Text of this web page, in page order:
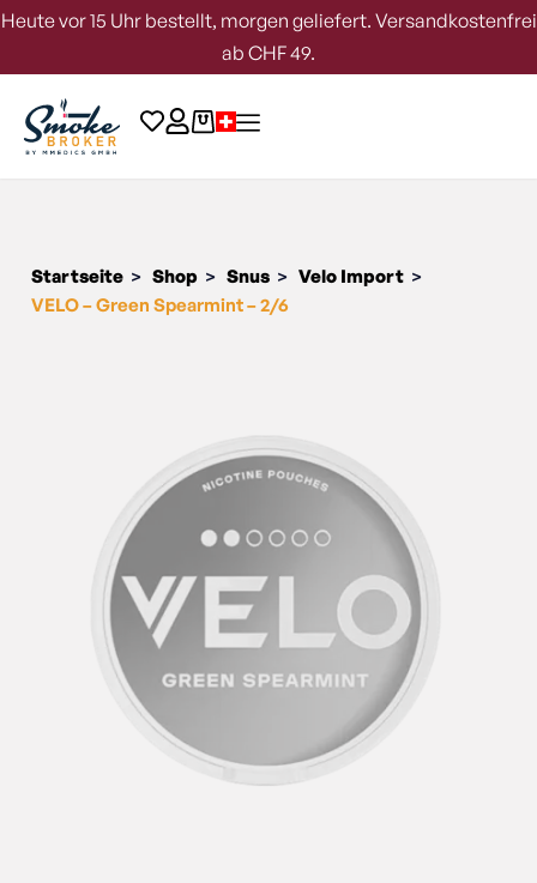
Heute vor 15 Uhr bestellt, morgen geliefert. Versandkostenfrei
ab CHF 49.
Startseite > Shop > Snus > Velo Import >
VELO – Green Spearmint – 2/6